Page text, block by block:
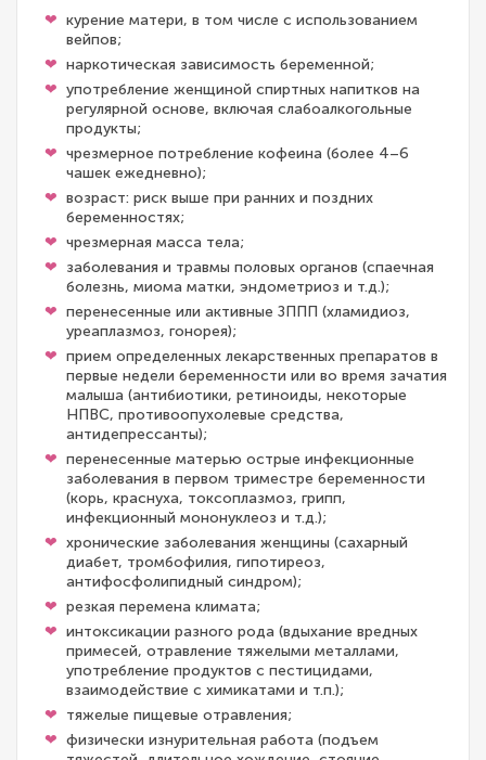
курение матери, в том числе с использованием
вейпов;
наркотическая зависимость беременной;
употребление женщиной спиртных напитков на
регулярной основе, включая слабоалкогольные
продукты;
чрезмерное потребление кофеина (более 4–6
чашек ежедневно);
возраст: риск выше при ранних и поздних
беременностях;
чрезмерная масса тела;
заболевания и травмы половых органов (спаечная
болезнь, миома матки, эндометриоз и т.д.);
перенесенные или активные ЗППП (хламидиоз,
уреаплазмоз, гонорея);
прием определенных лекарственных препаратов в
первые недели беременности или во время зачатия
малыша (антибиотики, ретиноиды, некоторые
НПВС, противоопухолевые средства,
антидепрессанты);
перенесенные матерью острые инфекционные
заболевания в первом триместре беременности
(корь, краснуха, токсоплазмоз, грипп,
инфекционный мононуклеоз и т.д.);
хронические заболевания женщины (сахарный
диабет, тромбофилия, гипотиреоз,
антифосфолипидный синдром);
резкая перемена климата;
интоксикации разного рода (вдыхание вредных
примесей, отравление тяжелыми металлами,
употребление продуктов с пестицидами,
взаимодействие с химикатами и т.п.);
тяжелые пищевые отравления;
физически изнурительная работа (подъем